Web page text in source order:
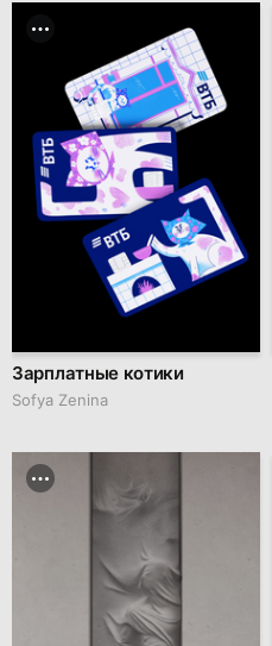
Зарплатные котики
Sofya Zenina